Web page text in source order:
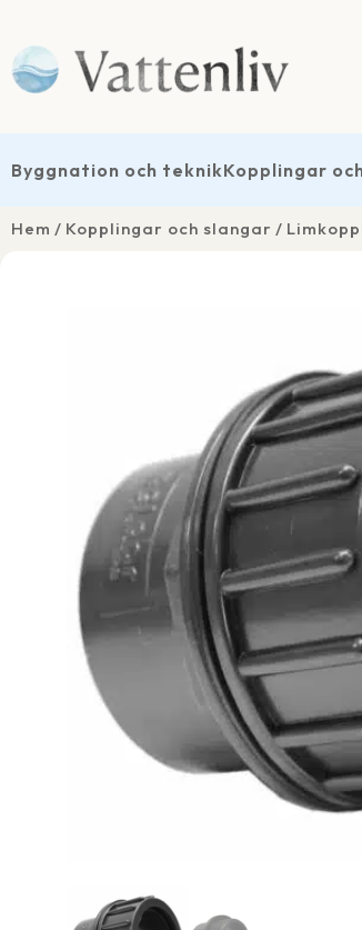
Byggnation och teknikKopplingar
Hem Kopplingar och slangar